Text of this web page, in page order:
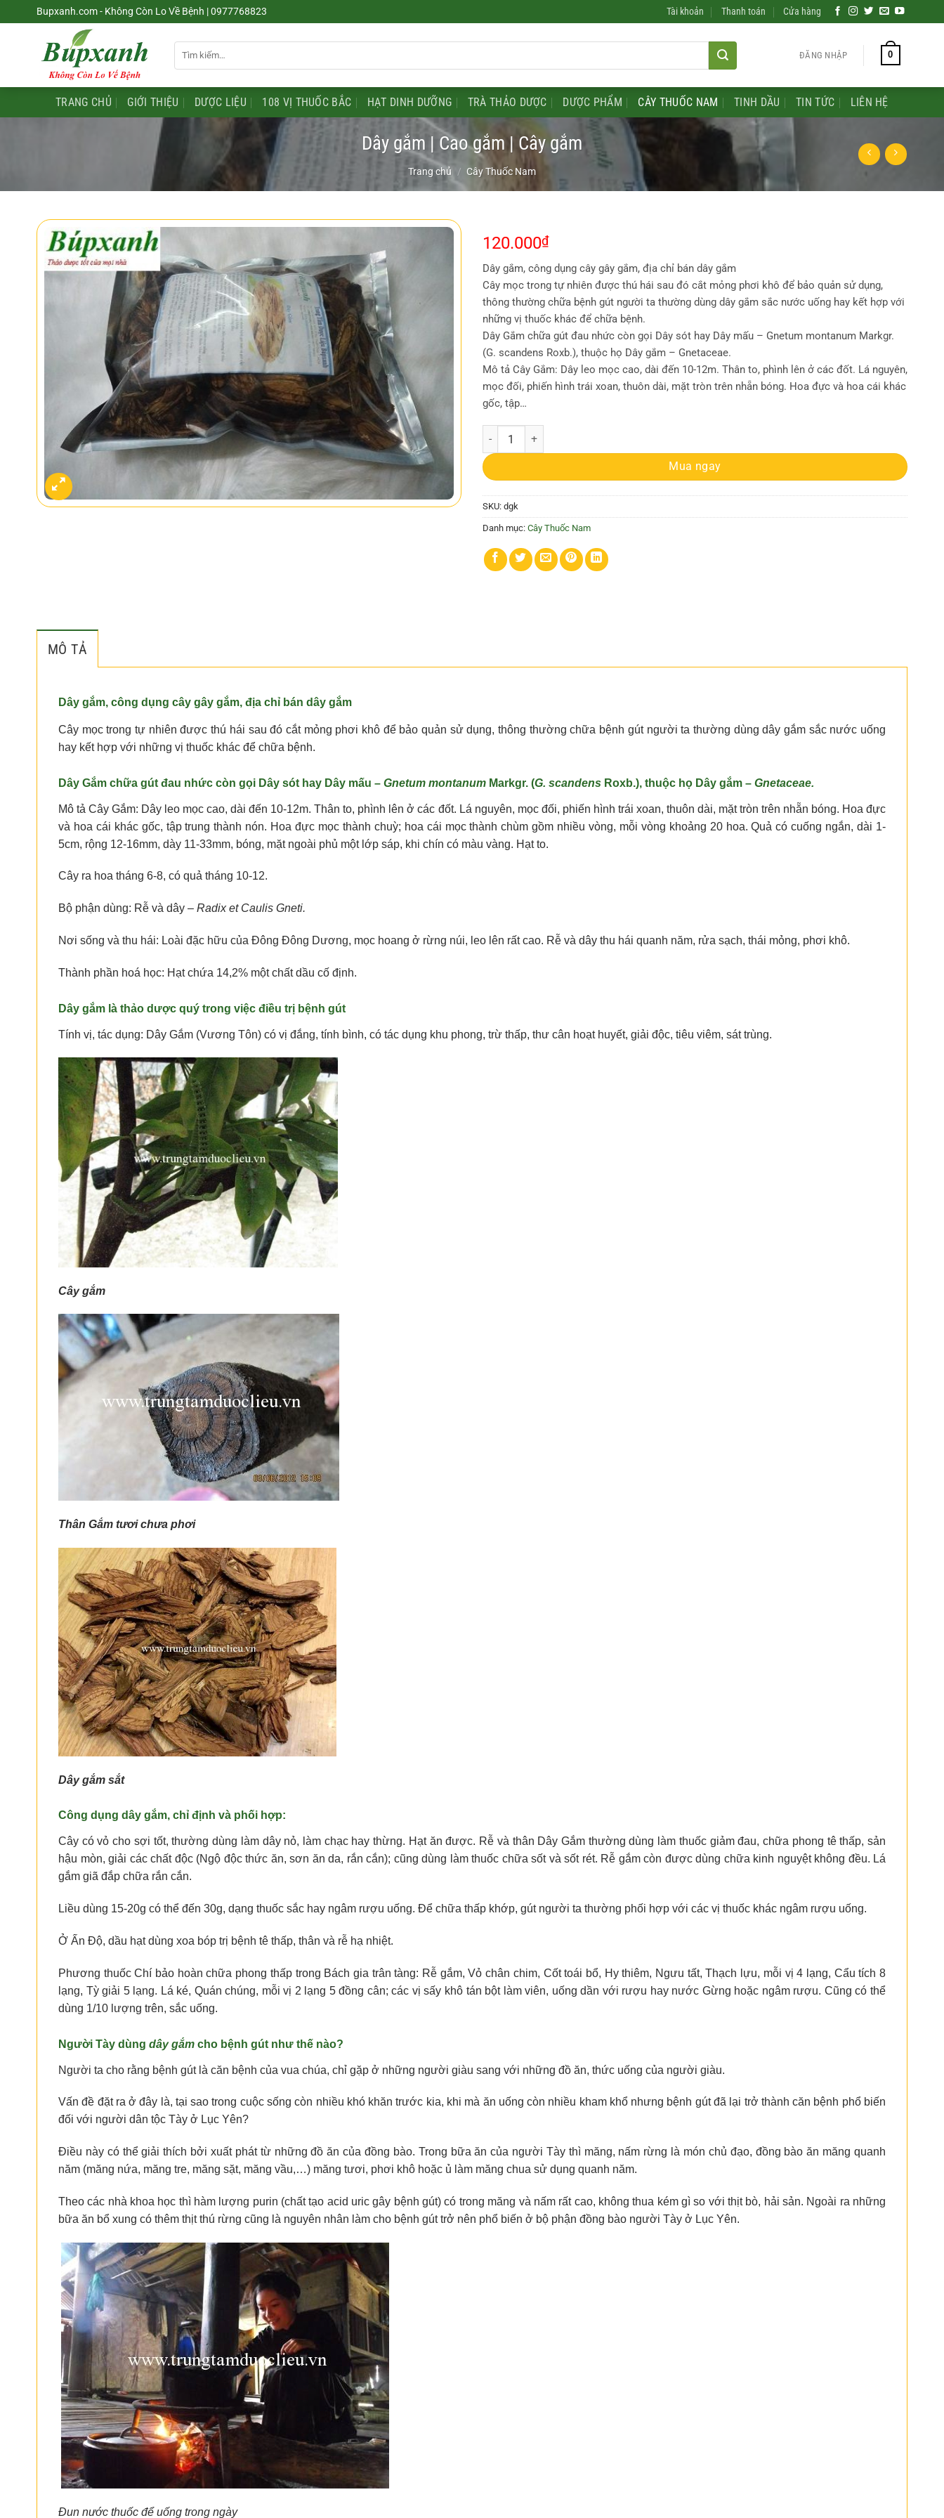
đến
Bupxanh.com - Không Còn Lo Về Bệnh | 0977768823 Tài khoản Thanh toán Cửa hàng
kiếm:
ĐĂNG NHẬP 0
TRANG CHỦ GIỚI THIỆU DƯỢC LIỆU 108 VỊ THUỐC BẮC HẠT DINH DƯỠNG TRÀ THẢO DƯỢC DƯỢC PHẨM CÂY THUỐC NAM TINH DẦU TIN TỨC LIÊN HỆ
Dây gắm | Cao gắm | Cây gắm
Trang chủ / Cây Thuốc Nam
120.000₫
Dây gắm, công dụng cây gây gắm, địa chỉ bán dây gắm
Cây mọc trong tự nhiên được thú hái sau đó cắt mỏng phơi khô để bảo quản sử dụng,
thông thường chữa bệnh gút người ta thường dùng dây gắm sắc nước uống hay kết hợp với
những vị thuốc khác để chữa bệnh.
Dây Gắm chữa gút đau nhức còn gọi Dây sót hay Dây mấu – Gnetum montanum Markgr.
(G. scandens Roxb.), thuộc họ Dây gắm – Gnetaceae.
Mô tả Cây Gắm: Dây leo mọc cao, dài đến 10-12m. Thân to, phình lên ở các đốt. Lá nguyên,
mọc đối, phiến hình trái xoan, thuôn dài, mặt tròn trên nhẵn bóng. Hoa đực và hoa cái khác
gốc, tập…
Dây gắm | Cao gắm | Cây gắm số lượng
Mua ngay
SKU: dgk
Danh mục: Cây Thuốc Nam
MÔ TẢ
Dây gắm, công dụng cây gây gắm, địa chỉ bán dây gắm
Cây mọc trong tự nhiên được thú hái sau đó cắt mỏng phơi khô để bảo quản sử dụng, thông thường chữa bệnh gút người ta thường dùng dây gắm sắc nước uống
hay kết hợp với những vị thuốc khác để chữa bệnh.
Dây Gắm chữa gút đau nhức còn gọi Dây sót hay Dây mấu – Gnetum montanum Markgr. (G. scandens Roxb.), thuộc họ Dây gắm – Gnetaceae.
Mô tả Cây Gắm: Dây leo mọc cao, dài đến 10-12m. Thân to, phình lên ở các đốt. Lá nguyên, mọc đối, phiến hình trái xoan, thuôn dài, mặt tròn trên nhẵn bóng. Hoa đực
và hoa cái khác gốc, tập trung thành nón. Hoa đực mọc thành chuỳ; hoa cái mọc thành chùm gồm nhiều vòng, mỗi vòng khoảng 20 hoa. Quả có cuống ngắn, dài 1-
5cm, rộng 12-16mm, dày 11-33mm, bóng, mặt ngoài phủ một lớp sáp, khi chín có màu vàng. Hạt to.
Cây ra hoa tháng 6-8, có quả tháng 10-12.
Bộ phận dùng: Rễ và dây – Radix et Caulis Gneti.
Nơi sống và thu hái: Loài đặc hữu của Đông Đông Dương, mọc hoang ở rừng núi, leo lên rất cao. Rễ và dây thu hái quanh năm, rửa sạch, thái mỏng, phơi khô.
Thành phần hoá học: Hạt chứa 14,2% một chất dầu cố định.
Dây gắm là thảo dược quý trong việc điều trị bệnh gút
Tính vị, tác dụng: Dây Gắm (Vương Tôn) có vị đắng, tính bình, có tác dụng khu phong, trừ thấp, thư cân hoạt huyết, giải độc, tiêu viêm, sát trùng.
Cây gắm
Thân Gắm tươi chưa phơi
Dây gắm sắt
Công dụng dây gắm, chỉ định và phối hợp:
Cây có vỏ cho sợi tốt, thường dùng làm dây nỏ, làm chạc hay thừng. Hạt ăn được. Rễ và thân Dây Gắm thường dùng làm thuốc giảm đau, chữa phong tê thấp, sản
hậu mòn, giải các chất độc (Ngộ độc thức ăn, sơn ăn da, rắn cắn); cũng dùng làm thuốc chữa sốt và sốt rét. Rễ gắm còn được dùng chữa kinh nguyệt không đều. Lá
gắm giã đắp chữa rắn cắn.
Liều dùng 15-20g có thể đến 30g, dạng thuốc sắc hay ngâm rượu uống. Để chữa thấp khớp, gút người ta thường phối hợp với các vị thuốc khác ngâm rượu uống.
Ở Ấn Độ, dầu hạt dùng xoa bóp trị bệnh tê thấp, thân và rễ hạ nhiệt.
Phương thuốc Chí bảo hoàn chữa phong thấp trong Bách gia trân tàng: Rễ gắm, Vỏ chân chim, Cốt toái bổ, Hy thiêm, Ngưu tất, Thạch lựu, mỗi vị 4 lạng, Cẩu tích 8
lạng, Tỳ giải 5 lạng. Lá ké, Quán chúng, mỗi vị 2 lạng 5 đồng cân; các vị sấy khô tán bột làm viên, uống dần với rượu hay nước Gừng hoặc ngâm rượu. Cũng có thể
dùng 1/10 lượng trên, sắc uống.
Người Tày dùng dây gắm cho bệnh gút như thế nào?
Người ta cho rằng bệnh gút là căn bệnh của vua chúa, chỉ gặp ở những người giàu sang với những đồ ăn, thức uống của người giàu.
Vấn đề đặt ra ở đây là, tại sao trong cuộc sống còn nhiều khó khăn trước kia, khi mà ăn uống còn nhiều kham khổ nhưng bệnh gút đã lại trở thành căn bệnh phổ biến
đối với người dân tộc Tày ở Lục Yên?
Điều này có thể giải thích bởi xuất phát từ những đồ ăn của đồng bào. Trong bữa ăn của người Tày thì măng, nấm rừng là món chủ đạo, đồng bào ăn măng quanh
năm (măng nứa, măng tre, măng sặt, măng vầu,…) măng tươi, phơi khô hoặc ủ làm măng chua sử dụng quanh năm.
Theo các nhà khoa học thì hàm lượng purin (chất tạo acid uric gây bệnh gút) có trong măng và nấm rất cao, không thua kém gì so với thịt bò, hải sản. Ngoài ra những
bữa ăn bổ xung có thêm thịt thú rừng cũng là nguyên nhân làm cho bệnh gút trở nên phổ biến ở bộ phận đồng bào người Tày ở Lục Yên.
Đun nước thuốc để uống trong ngày